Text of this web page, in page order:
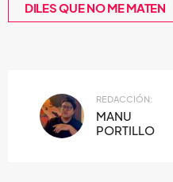
DILES QUE NO ME MATEN
REDACCIÓN:
MANU
PORTILLO